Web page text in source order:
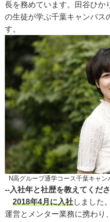
長を務めています。田谷ひか
の生徒が学ぶ千葉キャンパス
す。
N高グループ通学コース千葉キャ
--入社年と社歴を教えてくださ
2018年4月に入社しました
運営とメンター業務に携わり